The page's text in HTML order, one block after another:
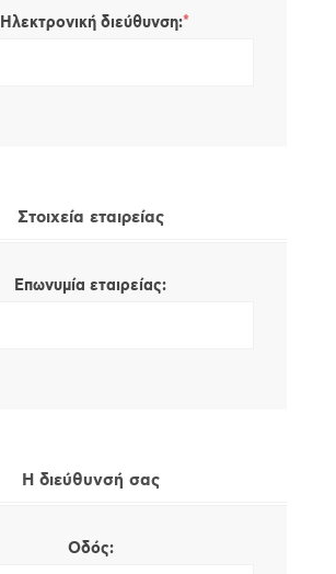
Ηλεκτρονική διεύθυνση:*
Στοιχεία εταιρείας
Επωνυμία εταιρείας:
Η διεύθυνσή σας
Οδός: